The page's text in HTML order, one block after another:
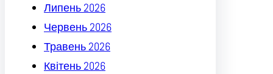
Липень 2026
Червень 2026
Травень 2026
Квітень 2026